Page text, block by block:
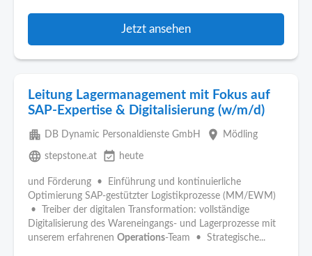
Jetzt ansehen
Leitung Lagermanagement mit Fokus auf
SAP-Expertise & Digitalisierung (w/m/d)
apartment DB Dynamic Personaldienste GmbH place Mödling
language stepstone.at event_available heute
und Förderung • Einführung und kontinuierliche
Optimierung SAP-gestützter Logistikprozesse (MM/EWM)
• Treiber der digitalen Transformation: vollständige
Digitalisierung des Wareneingangs- und Lagerprozesse mit
unserem erfahrenen Operations-Team • Strategische...